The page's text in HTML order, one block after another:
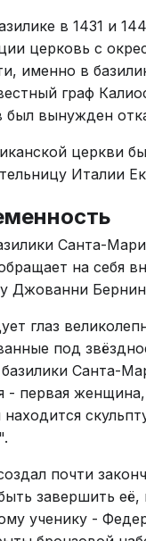
в 1431 и
церковь с
именно в
граф
был вынужден
церкви
Италии
Санта-
на себя
Джованни
глаз
под
Санта-
- первая
находится
почти
завершить её,
ученику -